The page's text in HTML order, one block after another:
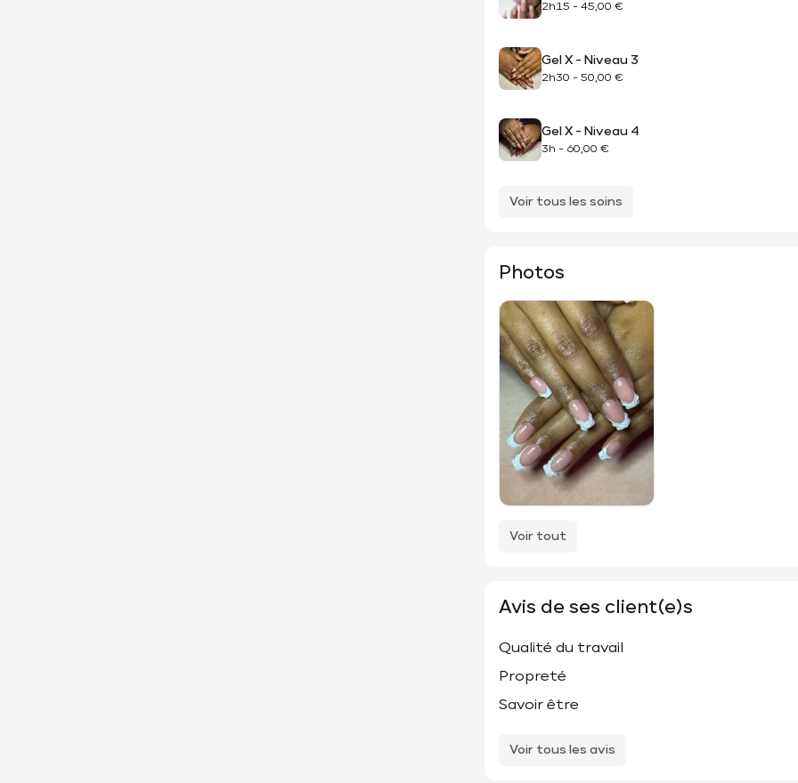
2h15 - 45,00 €
Gel X - Niveau 3
2h30 - 50,00 €
Gel X - Niveau 4
3h - 60,00 €
Voir tous les soins
Photos
Voir tout
Avis de ses client(e)s
Qualité du travail
Propreté
Savoir être
Voir tous les avis